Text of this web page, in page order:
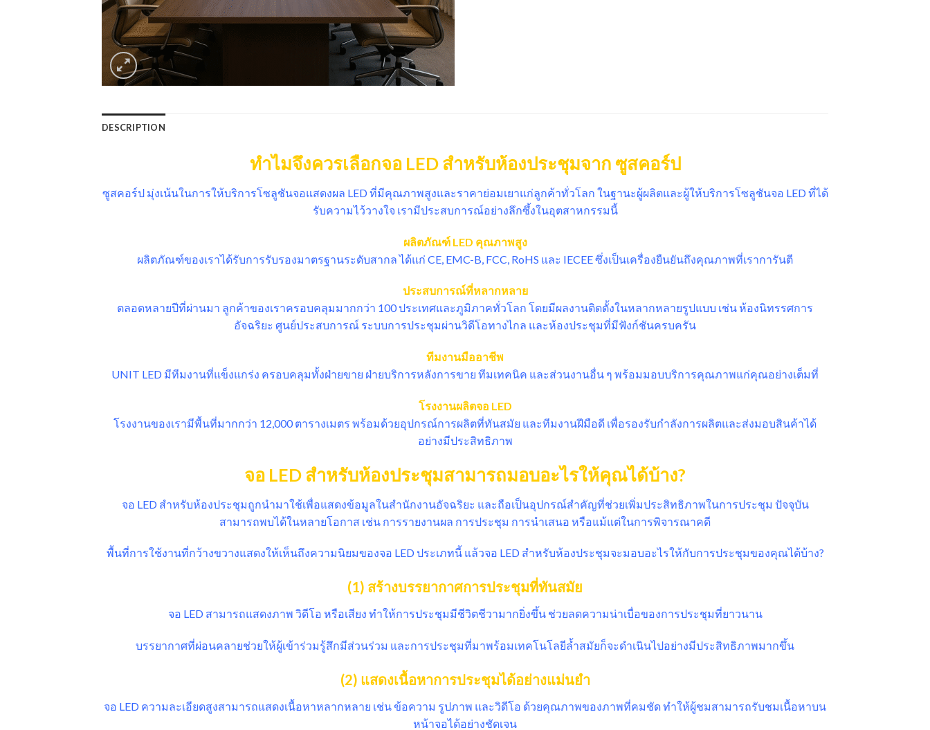
DESCRIPTION
ทำไมจึงควรเลือกจอ LED สำหรับห้องประชุมจาก ซูสคอร์ป
ซูสคอร์ป มุ่งเน้นในการให้บริการโซลูชันจอแสดงผล LED ที่มีคุณภาพสูงและราคาย่อมเยาแก่ลูกค้าทั่วโลก ในฐานะผู้ผลิตและผู้ให้บริการโซลูชันจอ LED ที่ได้
รับความไว้วางใจ เรามีประสบการณ์อย่างลึกซึ้งในอุตสาหกรรมนี้
ผลิตภัณฑ์ LED คุณภาพสูง
ผลิตภัณฑ์ของเราได้รับการรับรองมาตรฐานระดับสากล ได้แก่ CE, EMC-B, FCC, RoHS และ IECEE ซึ่งเป็นเครื่องยืนยันถึงคุณภาพที่เราการันตี
ประสบการณ์ที่หลากหลาย
ตลอดหลายปีที่ผ่านมา ลูกค้าของเราครอบคลุมมากกว่า 100 ประเทศและภูมิภาคทั่วโลก โดยมีผลงานติดตั้งในหลากหลายรูปแบบ เช่น ห้องนิทรรศการ
อัจฉริยะ ศูนย์ประสบการณ์ ระบบการประชุมผ่านวิดีโอทางไกล และห้องประชุมที่มีฟังก์ชันครบครัน
ทีมงานมืออาชีพ
UNIT LED มีทีมงานที่แข็งแกร่ง ครอบคลุมทั้งฝ่ายขาย ฝ่ายบริการหลังการขาย ทีมเทคนิค และส่วนงานอื่น ๆ พร้อมมอบบริการคุณภาพแก่คุณอย่างเต็มที่
โรงงานผลิตจอ LED
โรงงานของเรามีพื้นที่มากกว่า 12,000 ตารางเมตร พร้อมด้วยอุปกรณ์การผลิตที่ทันสมัย และทีมงานฝีมือดี เพื่อรองรับกำลังการผลิตและส่งมอบสินค้าได้
อย่างมีประสิทธิภาพ
จอ LED สำหรับห้องประชุมสามารถมอบอะไรให้คุณได้บ้าง?
จอ LED สำหรับห้องประชุมถูกนำมาใช้เพื่อแสดงข้อมูลในสำนักงานอัจฉริยะ และถือเป็นอุปกรณ์สำคัญที่ช่วยเพิ่มประสิทธิภาพในการประชุม ปัจจุบัน
สามารถพบได้ในหลายโอกาส เช่น การรายงานผล การประชุม การนำเสนอ หรือแม้แต่ในการพิจารณาคดี
พื้นที่การใช้งานที่กว้างขวางแสดงให้เห็นถึงความนิยมของจอ LED ประเภทนี้ แล้วจอ LED สำหรับห้องประชุมจะมอบอะไรให้กับการประชุมของคุณได้บ้าง?
(1) สร้างบรรยากาศการประชุมที่ทันสมัย
จอ LED สามารถแสดงภาพ วิดีโอ หรือเสียง ทำให้การประชุมมีชีวิตชีวามากยิ่งขึ้น ช่วยลดความน่าเบื่อของการประชุมที่ยาวนาน
บรรยากาศที่ผ่อนคลายช่วยให้ผู้เข้าร่วมรู้สึกมีส่วนร่วม และการประชุมที่มาพร้อมเทคโนโลยีล้ำสมัยก็จะดำเนินไปอย่างมีประสิทธิภาพมากขึ้น
(2) แสดงเนื้อหาการประชุมได้อย่างแม่นยำ
จอ LED ความละเอียดสูงสามารถแสดงเนื้อหาหลากหลาย เช่น ข้อความ รูปภาพ และวิดีโอ ด้วยคุณภาพของภาพที่คมชัด ทำให้ผู้ชมสามารถรับชมเนื้อหาบน
หน้าจอได้อย่างชัดเจน